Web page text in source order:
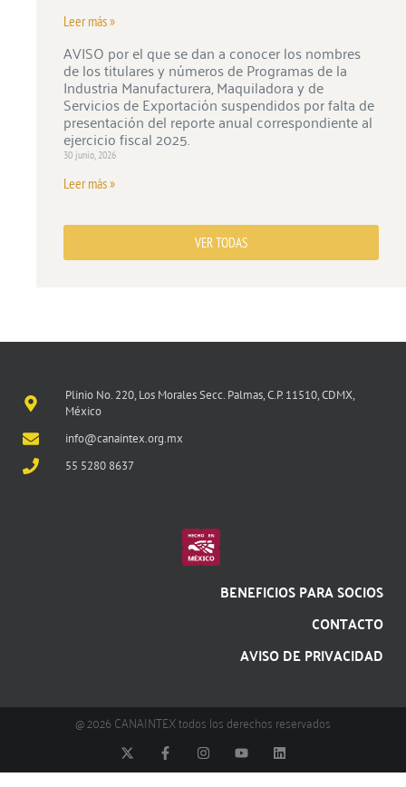
Leer más »
AVISO por el que se dan a conocer los nombres
de los titulares y números de Programas de la
Industria Manufacturera, Maquiladora y de
Servicios de Exportación suspendidos por falta de
presentación del reporte anual correspondiente al
ejercicio fiscal 2025.
30 junio, 2026
Leer más »
VER TODAS
Plinio No. 220, Los Morales Secc. Palmas, C.P. 11510, CDMX,
México
info@canaintex.org.mx
55 5280 8637
BENEFICIOS PARA SOCIOS
CONTACTO
AVISO DE PRIVACIDAD
@ 2026 CANAINTEX todos los derechos reservados